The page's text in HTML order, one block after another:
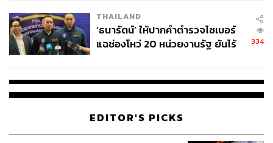
จ่ายหนี้-แอบระบุแบรนด์
THAILAND
‘ธนารัตน์’ ให้ปากคำตำรวจไซเบอร์
แฉช่องโหว่ 20 หน่วยงานรัฐ ยันไร้
334
EDITOR'S PICKS